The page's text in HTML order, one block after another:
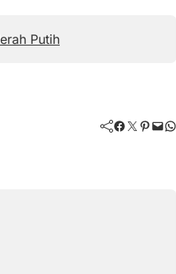
Putih
Facebook Twitter Pinterest Mail WhatsApp